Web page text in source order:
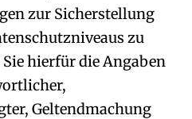
zur Sicherstellung
zu
hierfür die Angaben
Geltendmachung